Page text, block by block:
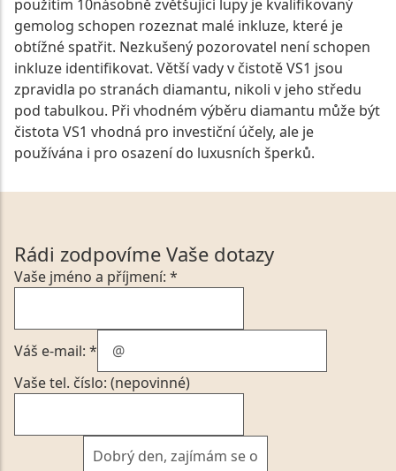
použitím 10násobně zvětšující lupy je kvalifikovaný
gemolog schopen rozeznat malé inkluze, které je
obtížné spatřit. Nezkušený pozorovatel není schopen
inkluze identifikovat. Větší vady v čistotě VS1 jsou
zpravidla po stranách diamantu, nikoli v jeho středu
pod tabulkou. Při vhodném výběru diamantu může být
čistota VS1 vhodná pro investiční účely, ale je
používána i pro osazení do luxusních šperků.
Rádi zodpovíme Vaše dotazy
Vaše jméno a příjmení: *
Váš e-mail: *
Vaše tel. číslo: (nepovinné)